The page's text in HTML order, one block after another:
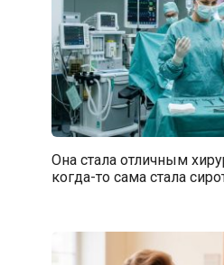
Она стала отличным
когда-то сама стала